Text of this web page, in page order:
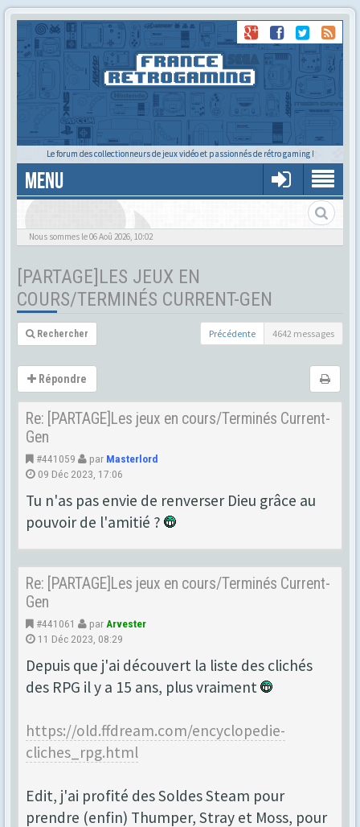
Le forum des collectionneurs de jeux vidéo et passionnés de rétro gaming !
MENU
Nous sommes le 06 Aoû 2026, 10:02
[PARTAGE]LES JEUX EN
COURS/TERMINÉS CURRENT-GEN
Précédente 4642 messages
Rechercher
Répondre
Re: [PARTAGE]Les jeux en cours/Terminés Current-
Gen
#441059 par Masterlord
09 Déc 2023, 17:06
Tu n'as pas envie de renverser Dieu grâce au
pouvoir de l'amitié ?
Re: [PARTAGE]Les jeux en cours/Terminés Current-
Gen
#441061 par Arvester
11 Déc 2023, 08:29
Depuis que j'ai découvert la liste des clichés
des RPG il y a 15 ans, plus vraiment
https://old.ffdream.com/encyclopedie-
cliches_rpg.html
Edit, j'ai profité des Soldes Steam pour
prendre (enfin) Thumper, Stray et Moss, pour